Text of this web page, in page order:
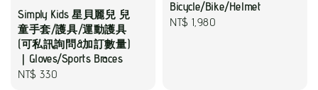
Simply Kids 星貝麗兒 兒
童手套/護具/運動護具
(可私訊詢問&加訂數量)
｜Gloves/Sports Braces
Regular
NT$ 330
Bicycle/Bike/Helmet
Regular
NT$ 1,980